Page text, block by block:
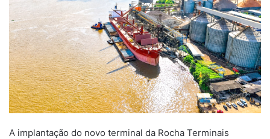
A implantação do novo terminal da Rocha Terminais